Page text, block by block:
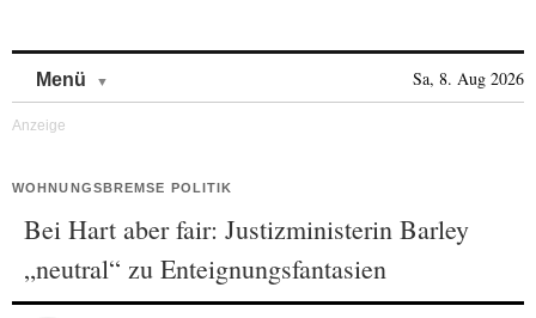
Menü Sa, 8. Aug 2026
WOHNUNGSBREMSE POLITIK
Bei Hart aber fair: Justizministerin Barley
„neutral“ zu Enteignungsfantasien